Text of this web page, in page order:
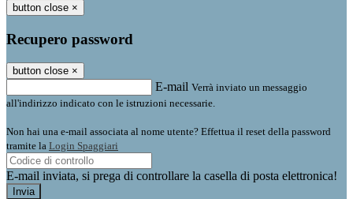
button close ×
Recupero password
button close ×
E-mail Verrà inviato un messaggio
all'indirizzo indicato con le istruzioni necessarie.
Non hai una e-mail associata al nome utente? Effettua il reset della password
tramite la Login Spaggiari
E-mail inviata, si prega di controllare la casella di posta elettronica!